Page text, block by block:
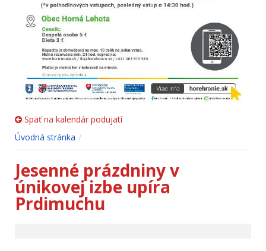
Späť na kalendár podujatí
Úvodná stránka
Jesenné prázdniny v
únikovej izbe upíra
Prdimuchu